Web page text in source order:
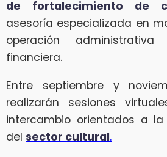
de fortalecimiento de
asesoría especializada en
operación
financiera.
Entre septiembre y
realizarán sesiones
intercambio orientados a la
del sector cultural.